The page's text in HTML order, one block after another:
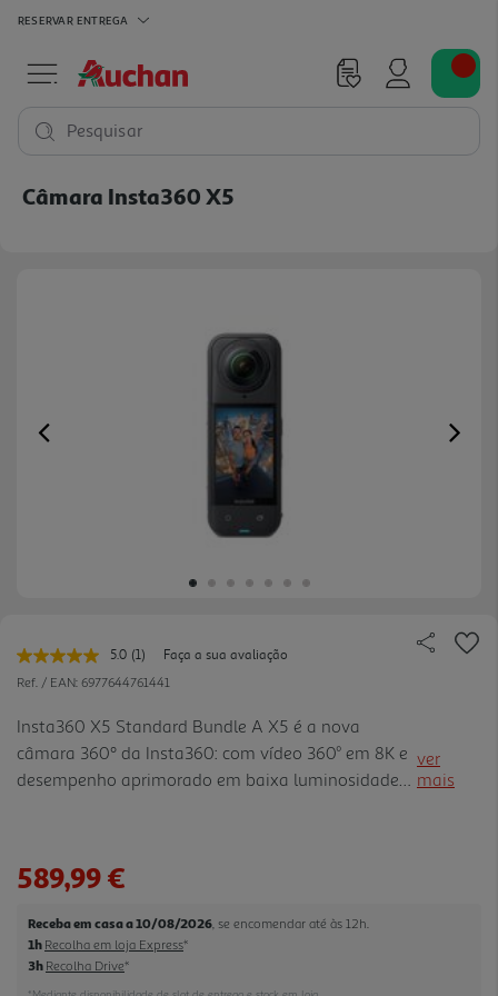
RESERVAR ENTREGA
Pesquisar
Câmara Insta360 X5
Previous
5.0 Leu
uma
Link
para
a
mesma
página.
(1)
Faça a sua avaliação
Ref. / EAN: 6977644761441
Insta360 X5 Standard Bundle A X5 é a nova
câmara 360º da Insta360: com vídeo 360° em 8K e
desempenho aprimorado em baixa luminosidade
fazem dela a câmara 360°mais durável até agora.
simultaneamente - instantaneamente em mp4
para compartilhar, além de filmagens 360º para
ver
mais
589,99 €
Receba em casa a 10/08/2026 , se encomendar até às 12h.
1h Recolha em loja Express*
3h Recolha Drive*